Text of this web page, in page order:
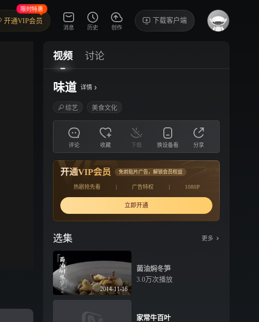
开通VIP会员
限时特惠
消息 历史 创作
下载客户端
视频 讨论
味道 详情 ›
综艺 美食文化
评论 收藏 下载 换设备看 分享
开通VIP会员 免前贴片广告，解锁会员权益
热剧抢先看 | 广告特权 | 1080P
立即开通
选集 更多
2014-11-16
菌油焖冬笋
3.0万次播放
家常牛百叶